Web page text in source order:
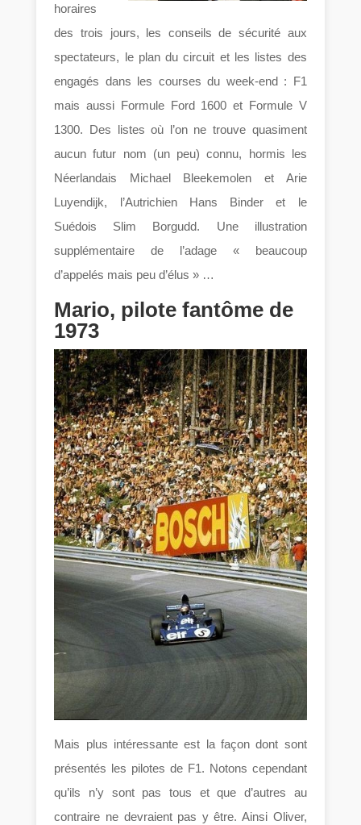
horaires
des trois jours, les conseils de sécurité aux
spectateurs, le plan du circuit et les listes des
engagés dans les courses du week-end : F1
mais aussi Formule Ford 1600 et Formule V
1300. Des listes où l’on ne trouve quasiment
aucun futur nom (un peu) connu, hormis les
Néerlandais Michael Bleekemolen et Arie
Luyendijk, l’Autrichien Hans Binder et le
Suédois Slim Borgudd. Une illustration
supplémentaire de l’adage « beaucoup
d’appelés mais peu d’élus » …
Mario, pilote fantôme de
1973
Mais plus intéressante est la façon dont sont
présentés les pilotes de F1. Notons cependant
qu’ils n’y sont pas tous et que d’autres au
contraire ne devraient pas y être. Ainsi Oliver,